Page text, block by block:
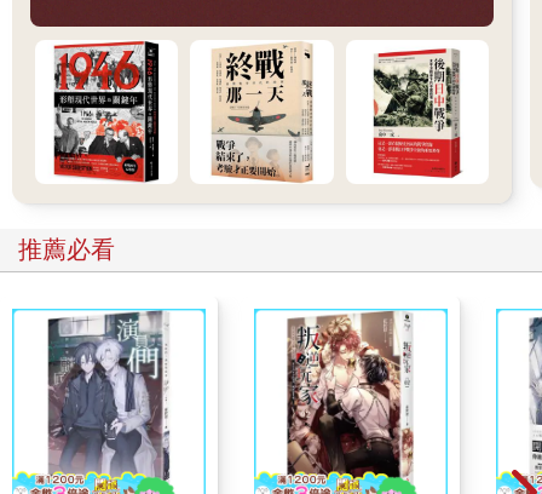
點。他與物理學家武谷三男、政治思想史家丸山真男、社會學家
鶴見和子、學者武田清子等人，共同創辦《思想的科學》同仁雜
誌，吸引同時代傑出知識人的矚目，雜誌內容豐富多姿。然而，
當時日本還在美國占領軍的支配下，出版雜誌刊物都得通過嚴格
審閱。因此，該雜誌有的文章沒能通過審查，被下令修改或刪
除，不用說，對於明顯批判美國占領軍的文章則悉數刪除。這是
日本知識人在美國統治下受到的屈辱和挫折感。
們認為，與日本軍國主義高壓統治相比，由美軍主導規範的言論
空間來得寬鬆，畢竟還容許自由主義的呼吸。這種對於言論價值
見俊輔為首，於一九四九年七月成立的「思想之科學研究會」，
加諸《思想的科學》雜誌提供發表園地，對於日本思想界的影響
力既深且遠。創辦刊物最初的資金是他們自行籌措，創辦宗旨明
確，旨在探索日本戰敗的深層涵義和汲取教訓。這份思想雜誌持
續了半個世紀，到一九九六年三月停刊，共發行五百三十六期，
已成為研究近現代日本思想史重要的文本史料。
而要綜括鶴見俊輔的思想面貌，我們必須回顧他在一九五四
推薦必看